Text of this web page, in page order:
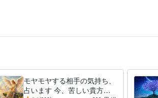
モヤモヤする相手の気持ち、
占います 今、苦しい貴方の